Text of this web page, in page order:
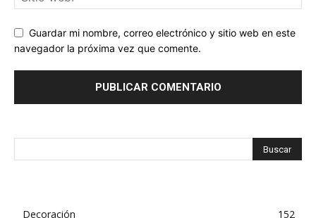
Guardar mi nombre, correo electrónico y sitio web en este
navegador la próxima vez que comente.
Decoración
152